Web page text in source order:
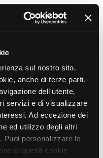
sul nostro sito,
anche di terze parti,
dell'utente,
servizi e di visualizzare
Ad eccezione dei
ed utilizzo degli altri
Puoi personalizzare le
di questi cookie